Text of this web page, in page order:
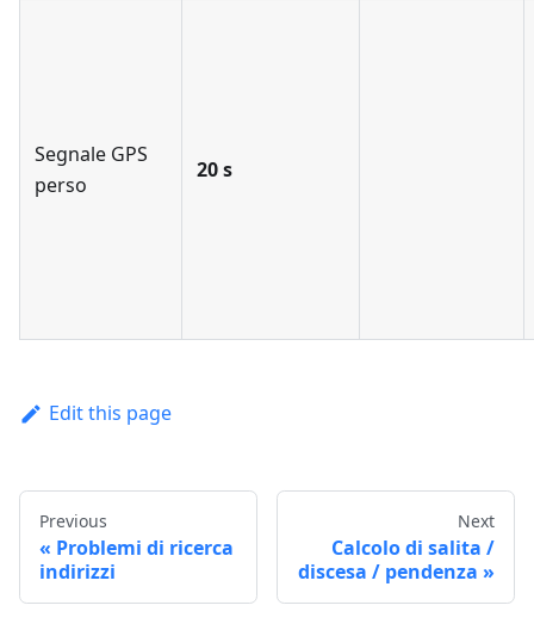
Segnale GPS
perso
20 s
Edit this page
Previous
Problemi di ricerca
indirizzi
Next
Calcolo di salita /
discesa / pendenza